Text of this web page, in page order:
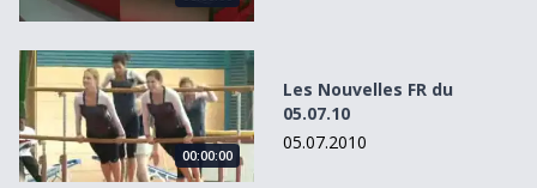
Les Nouvelles FR du 05.07.10
00:00:00
Les Nouvelles FR du
05.07.10
05.07.2010